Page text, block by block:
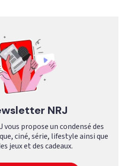
NRJ
vous propose un condensé des
ciné, série, lifestyle ainsi que
jeux et des cadeaux.